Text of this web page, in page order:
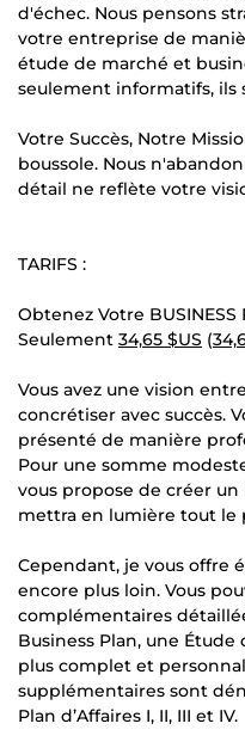
d'échec. Nous pensons
votre entreprise de
étude de marché et
seulement informatifs, ils
Votre Succès, Notre
boussole. Nous
détail ne reflète votre
TARIFS :
Obtenez Votre BUSINESS
Seulement 34,65 $US (
Vous avez une vision
concrétiser avec succès.
présenté de manière
Pour une somme
vous propose de créer
mettra en lumière tout le
Cependant, je vous offre
encore plus loin. Vous
complémentaires
Business Plan, une
plus complet et
supplémentaires sont
Plan d’Affaires I, II, III et IV.